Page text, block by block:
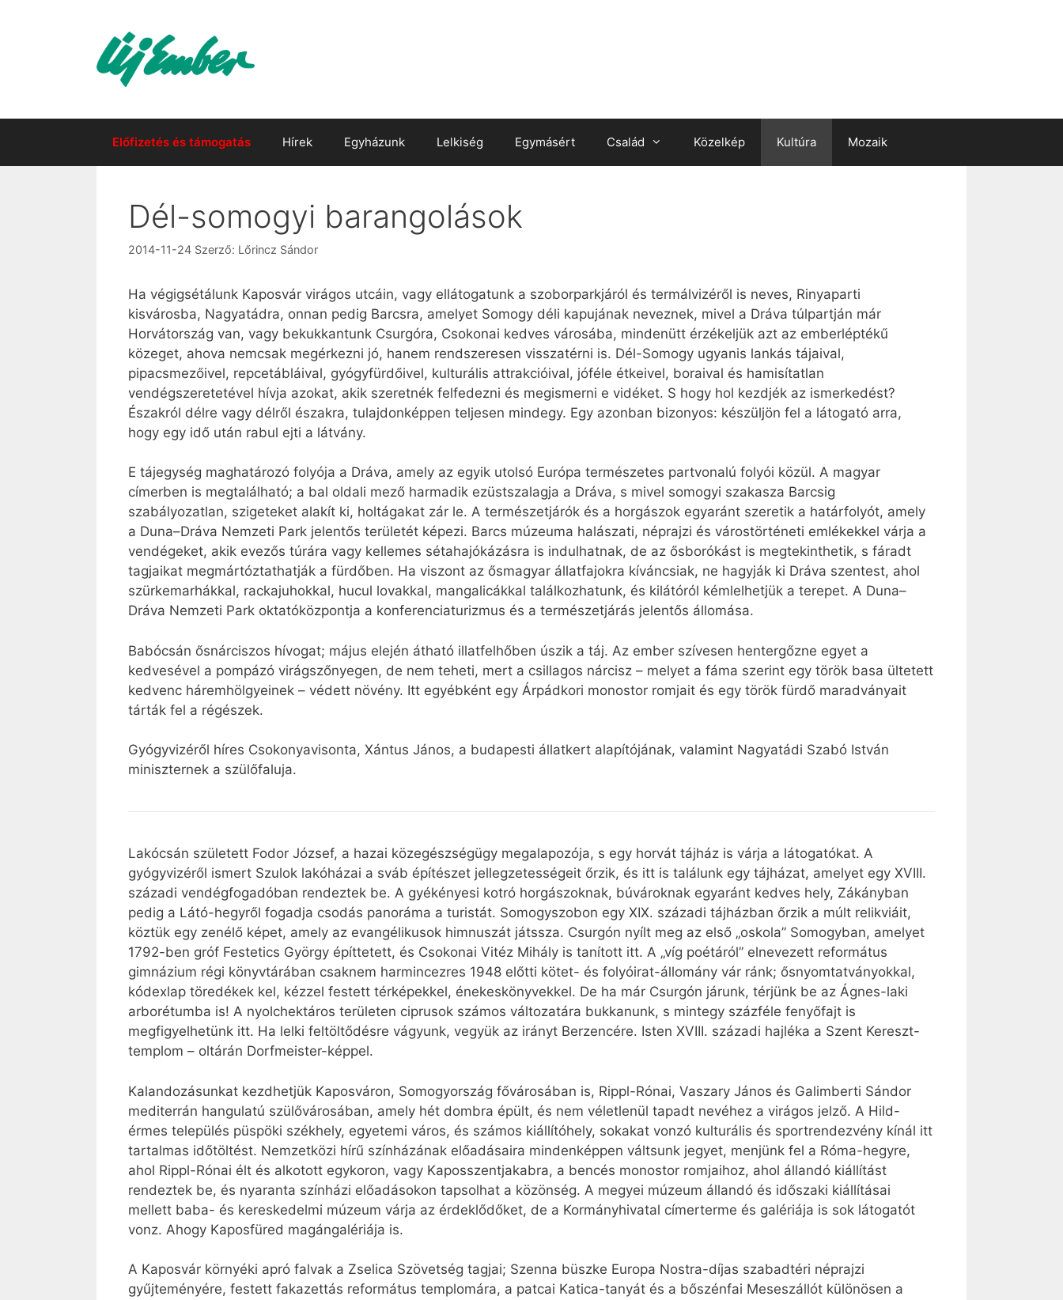
Előfizetés és támogatás Hírek Egyházunk Lelkiség Egymásért Család Közelkép Kultúra Mozaik
Dél-somogyi barangolások
2014-11-24 Szerző: Lőrincz Sándor
Ha végigsétálunk Kaposvár virágos utcáin, vagy ellátogatunk a szoborparkjáról és termálvizéről is neves, Rinyaparti
kisvárosba, Nagyatádra, onnan pedig Barcsra, amelyet Somogy déli kapujának neveznek, mivel a Dráva túlpartján már
Horvátország van, vagy bekukkantunk Csurgóra, Csokonai kedves városába, mindenütt érzékeljük azt az emberléptékű
közeget, ahova nemcsak megérkezni jó, hanem rendszeresen visszatérni is. Dél-Somogy ugyanis lankás tájaival,
pipacsmezőivel, repcetábláival, gyógyfürdőivel, kulturális attrakcióival, jóféle étkeivel, boraival és hamisítatlan
vendégszeretetével hívja azokat, akik szeretnék felfedezni és megismerni e vidéket. S hogy hol kezdjék az ismerkedést?
Északról délre vagy délről északra, tulajdonképpen teljesen mindegy. Egy azonban bizonyos: készüljön fel a látogató arra,
hogy egy idő után rabul ejti a látvány.
E tájegység maghatározó folyója a Dráva, amely az egyik utolsó Európa természetes partvonalú folyói közül. A magyar
címerben is megtalálható; a bal oldali mező harmadik ezüstszalagja a Dráva, s mivel somogyi szakasza Barcsig
szabályozatlan, szigeteket alakít ki, holtágakat zár le. A természetjárók és a horgászok egyaránt szeretik a határfolyót, amely
a Duna–Dráva Nemzeti Park jelentős területét képezi. Barcs múzeuma halászati, néprajzi és várostörténeti emlékekkel várja a
vendégeket, akik evezős túrára vagy kellemes sétahajókázásra is indulhatnak, de az ősborókást is megtekinthetik, s fáradt
tagjaikat megmártóztathatják a fürdőben. Ha viszont az ősmagyar állatfajokra kíváncsiak, ne hagyják ki Dráva szentest, ahol
szürkemarhákkal, rackajuhokkal, hucul lovakkal, mangalicákkal találkozhatunk, és kilátóról kémlelhetjük a terepet. A Duna–
Dráva Nemzeti Park oktatóközpontja a konferenciaturizmus és a természetjárás jelentős állomása.
Babócsán ősnárciszos hívogat; május elején átható illatfelhőben úszik a táj. Az ember szívesen hentergőzne egyet a
kedvesével a pompázó virágszőnyegen, de nem teheti, mert a csillagos nárcisz – melyet a fáma szerint egy török basa ültetett
kedvenc háremhölgyeinek – védett növény. Itt egyébként egy Árpádkori monostor romjait és egy török fürdő maradványait
tárták fel a régészek.
Gyógyvizéről híres Csokonyavisonta, Xántus János, a budapesti állatkert alapítójának, valamint Nagyatádi Szabó István
miniszternek a szülőfaluja.
Lakócsán született Fodor József, a hazai közegészségügy megalapozója, s egy horvát tájház is várja a látogatókat. A
gyógyvizéről ismert Szulok lakóházai a sváb építészet jellegzetességeit őrzik, és itt is találunk egy tájházat, amelyet egy XVIII.
századi vendégfogadóban rendeztek be. A gyékényesi kotró horgászoknak, búvároknak egyaránt kedves hely, Zákányban
pedig a Látó-hegyről fogadja csodás panoráma a turistát. Somogyszobon egy XIX. századi tájházban őrzik a múlt relikviáit,
köztük egy zenélő képet, amely az evangélikusok himnuszát játssza. Csurgón nyílt meg az első „oskola” Somogyban, amelyet
1792-ben gróf Festetics György építtetett, és Csokonai Vitéz Mihály is tanított itt. A „víg poétáról” elnevezett református
gimnázium régi könyvtárában csaknem harmincezres 1948 előtti kötet- és folyóirat-állomány vár ránk; ősnyomtatványokkal,
kódexlap töredékek kel, kézzel festett térképekkel, énekeskönyvekkel. De ha már Csurgón járunk, térjünk be az Ágnes-laki
arborétumba is! A nyolchektáros területen ciprusok számos változatára bukkanunk, s mintegy százféle fenyőfajt is
megfigyelhetünk itt. Ha lelki feltöltődésre vágyunk, vegyük az irányt Berzencére. Isten XVIII. századi hajléka a Szent Kereszt-
templom – oltárán Dorfmeister-képpel.
Kalandozásunkat kezdhetjük Kaposváron, Somogyország fővárosában is, Rippl-Rónai, Vaszary János és Galimberti Sándor
mediterrán hangulatú szülővárosában, amely hét dombra épült, és nem véletlenül tapadt nevéhez a virágos jelző. A Hild-
érmes település püspöki székhely, egyetemi város, és számos kiállítóhely, sokakat vonzó kulturális és sportrendezvény kínál itt
tartalmas időtöltést. Nemzetközi hírű színházának előadásaira mindenképpen váltsunk jegyet, menjünk fel a Róma-hegyre,
ahol Rippl-Rónai élt és alkotott egykoron, vagy Kaposszentjakabra, a bencés monostor romjaihoz, ahol állandó kiállítást
rendeztek be, és nyaranta színházi előadásokon tapsolhat a közönség. A megyei múzeum állandó és időszaki kiállításai
mellett baba- és kereskedelmi múzeum várja az érdeklődőket, de a Kormányhivatal címerterme és galériája is sok látogatót
vonz. Ahogy Kaposfüred magángalériája is.
A Kaposvár környéki apró falvak a Zselica Szövetség tagjai; Szenna büszke Europa Nostra-díjas szabadtéri néprajzi
gyűjteményére, festett fakazettás református templomára, a patcai Katica-tanyát és a bőszénfai Meseszállót különösen a